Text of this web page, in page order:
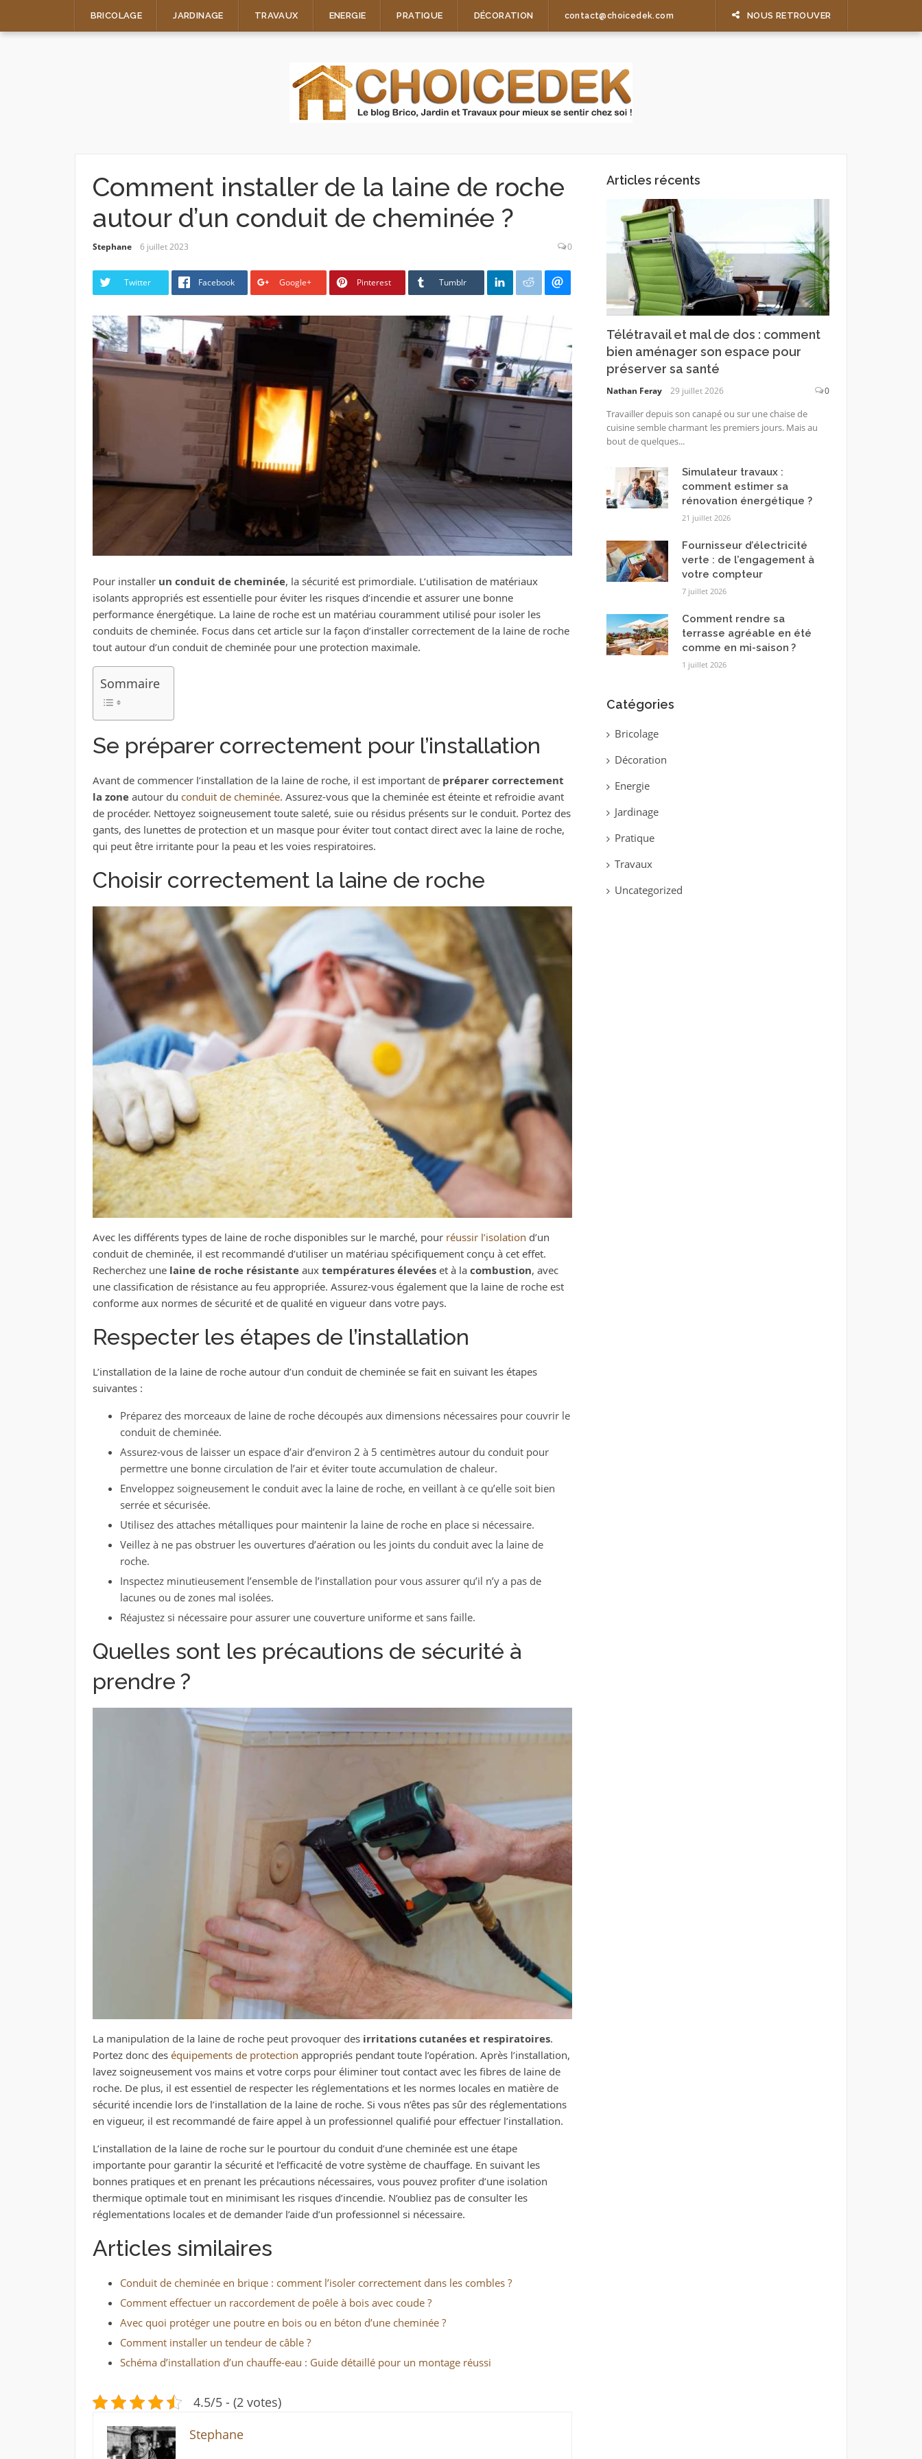
BRICOLAGE JARDINAGE TRAVAUX ENERGIE PRATIQUE DÉCORATION contact@choicedek.com NOUS RETROUVER
Comment installer de la laine de roche
autour d’un conduit de cheminée ?
Stephane 6 juillet 2023 0
Twitter Facebook Google+ Pinterest Tumblr
Pour installer un conduit de cheminée, la sécurité est primordiale. L’utilisation de matériaux
isolants appropriés est essentielle pour éviter les risques d’incendie et assurer une bonne
performance énergétique. La laine de roche est un matériau couramment utilisé pour isoler les
conduits de cheminée. Focus dans cet article sur la façon d’installer correctement de la laine de roche
tout autour d’un conduit de cheminée pour une protection maximale.
Sommaire
Se préparer correctement pour l’installation
Avant de commencer l’installation de la laine de roche, il est important de préparer correctement
la zoneautour du conduit de cheminée. Assurez-vous que la cheminée est éteinte et refroidie avant
de procéder. Nettoyez soigneusement toute saleté, suie ou résidus présents sur le conduit. Portez des
gants, des lunettes de protection et un masque pour éviter tout contact direct avec la laine de roche,
qui peut être irritante pour la peau et les voies respiratoires.
Choisir correctement la laine de roche
Avec les différents types de laine de roche disponibles sur le marché, pour réussir l’isolation d’un
conduit de cheminée, il est recommandé d’utiliser un matériau spécifiquement conçu à cet effet.
Recherchez une laine de roche résistanteaux températures élevéeset à la combustion, avec
une classification de résistance au feu appropriée. Assurez-vous également que la laine de roche est
conforme aux normes de sécurité et de qualité en vigueur dans votre pays.
Respecter les étapes de l’installation
L’installation de la laine de roche autour d’un conduit de cheminée se fait en suivant les étapes
suivantes :
Préparez des morceaux de laine de roche découpés aux dimensions nécessaires pour couvrir le
conduit de cheminée.
Assurez-vous de laisser un espace d’air d’environ 2 à 5 centimètres autour du conduit pour
permettre une bonne circulation de l’air et éviter toute accumulation de chaleur.
Enveloppez soigneusement le conduit avec la laine de roche, en veillant à ce qu’elle soit bien
serrée et sécurisée.
Utilisez des attaches métalliques pour maintenir la laine de roche en place si nécessaire.
Veillez à ne pas obstruer les ouvertures d’aération ou les joints du conduit avec la laine de
roche.
Inspectez minutieusement l’ensemble de l’installation pour vous assurer qu’il n’y a pas de
lacunes ou de zones mal isolées.
Réajustez si nécessaire pour assurer une couverture uniforme et sans faille.
Quelles sont les précautions de sécurité à
prendre ?
La manipulation de la laine de roche peut provoquer des irritations cutanées et respiratoires.
Portez donc des équipements de protection appropriés pendant toute l’opération. Après l’installation,
lavez soigneusement vos mains et votre corps pour éliminer tout contact avec les fibres de laine de
roche. De plus, il est essentiel de respecter les réglementations et les normes locales en matière de
sécurité incendie lors de l’installation de la laine de roche. Si vous n’êtes pas sûr des réglementations
en vigueur, il est recommandé de faire appel à un professionnel qualifié pour effectuer l’installation.
L’installation de la laine de roche sur le pourtour du conduit d’une cheminée est une étape
importante pour garantir la sécurité et l’efficacité de votre système de chauffage. En suivant les
bonnes pratiques et en prenant les précautions nécessaires, vous pouvez profiter d’une isolation
thermique optimale tout en minimisant les risques d’incendie. N’oubliez pas de consulter les
réglementations locales et de demander l’aide d’un professionnel si nécessaire.
Articles similaires
Conduit de cheminée en brique : comment l’isoler correctement dans les combles ?
Comment effectuer un raccordement de poêle à bois avec coude ?
Avec quoi protéger une poutre en bois ou en béton d’une cheminée ?
Comment installer un tendeur de câble ?
Schéma d’installation d’un chauffe-eau : Guide détaillé pour un montage réussi
4.5/5 - (2 votes)
Stephane
Articles récents
Télétravail et mal de dos : comment
bien aménager son espace pour
préserver sa santé
Nathan Feray 29 juillet 2026 0
Travailler depuis son canapé ou sur une chaise de
cuisine semble charmant les premiers jours. Mais au
bout de quelques...
Simulateur travaux :
comment estimer sa
rénovation énergétique ?
21 juillet 2026
Fournisseur d’électricité
verte : de l’engagement à
votre compteur
7 juillet 2026
Comment rendre sa
terrasse agréable en été
comme en mi-saison ?
1 juillet 2026
Catégories
Bricolage
Décoration
Energie
Jardinage
Pratique
Travaux
Uncategorized